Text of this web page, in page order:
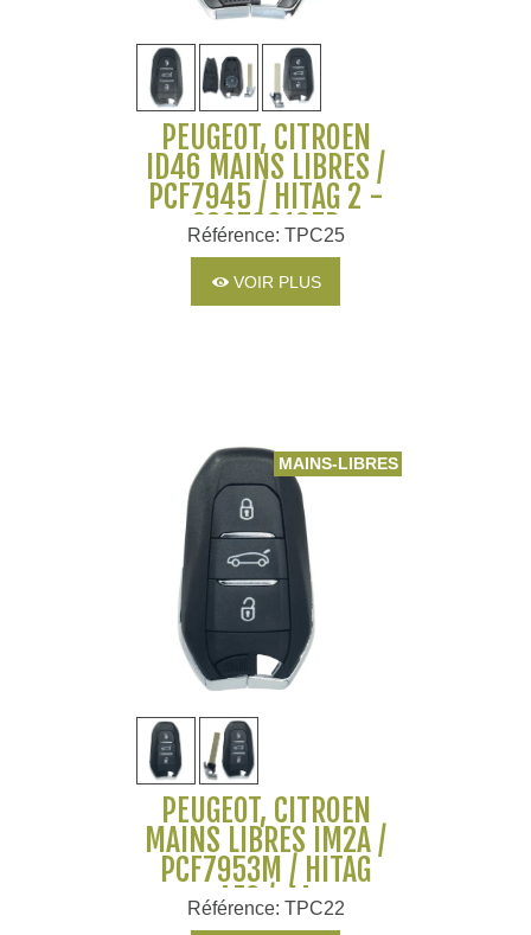
PEUGEOT, CITROËN
ID46 MAINS LIBRES /
PCF7945 / HITAG 2 -
98070618ZD
Référence: TPC25
VOIR PLUS
MAINS-LIBRES
PEUGEOT, CITROËN
MAINS LIBRES IM2A /
PCF7953M / HITAG
AES / 4A
Référence: TPC22